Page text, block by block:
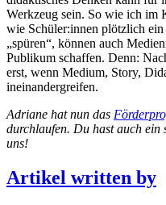
Werkzeug sein. So wie ich im
wie Schüler:innen plötzlich ein
„spüren“, können auch
Publikum schaffen. Denn:
erst, wenn Medium, Story,
ineinandergreifen.
Adriane hat nun das
durchlaufen. Du hast auch ein
uns!
Artikel written by